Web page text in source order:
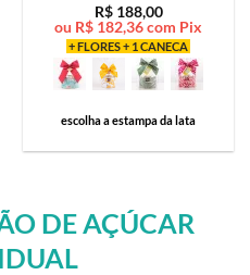
Avaliação5
de 5
R$188,00
ou R$ 182,36com Pix
+ FLORES + 1 CANECA
escolha a estampa da lata
DE AÇÚCAR